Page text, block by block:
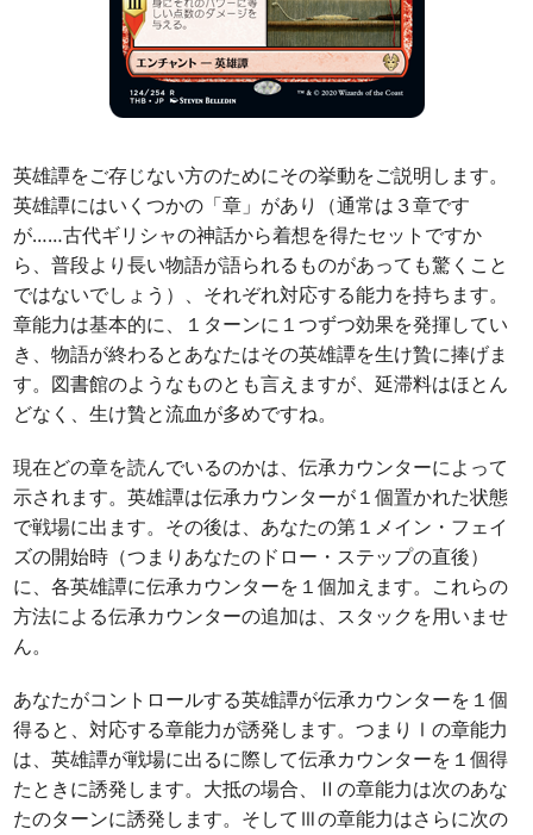
英雄譚をご存じない方のためにその挙動をご説明します。
英雄譚にはいくつかの「章」があり（通常は３章です
が……古代ギリシャの神話から着想を得たセットですか
ら、普段より長い物語が語られるものがあっても驚くこと
ではないでしょう）、それぞれ対応する能力を持ちます。
章能力は基本的に、１ターンに１つずつ効果を発揮してい
き、物語が終わるとあなたはその英雄譚を生け贄に捧げま
す。図書館のようなものとも言えますが、延滞料はほとん
どなく、生け贄と流血が多めですね。
現在どの章を読んでいるのかは、伝承カウンターによって
示されます。英雄譚は伝承カウンターが１個置かれた状態
で戦場に出ます。その後は、あなたの第１メイン・フェイ
ズの開始時（つまりあなたのドロー・ステップの直後）
に、各英雄譚に伝承カウンターを１個加えます。これらの
方法による伝承カウンターの追加は、スタックを用いませ
ん。
あなたがコントロールする英雄譚が伝承カウンターを１個
得ると、対応する章能力が誘発します。つまりⅠの章能力
は、英雄譚が戦場に出るに際して伝承カウンターを１個得
たときに誘発します。大抵の場合、Ⅱの章能力は次のあな
たのターンに誘発します。そしてⅢの章能力はさらに次の